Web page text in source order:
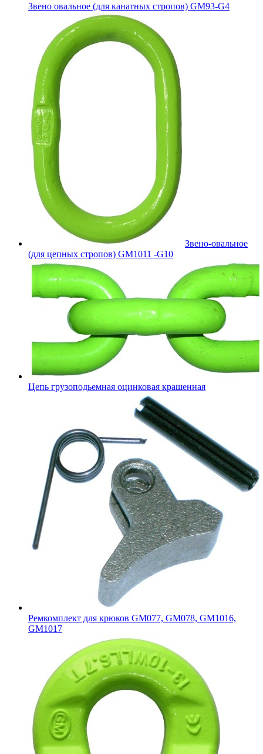
Звено овальное (для канатных стропов) GM93-G4
Звено-овальное
(для цепных стропов) GM1011 -G10
Цепь грузоподьемная оцинковая крашенная
Ремкомплект для крюков GM077, GM078, GM1016,
GM1017